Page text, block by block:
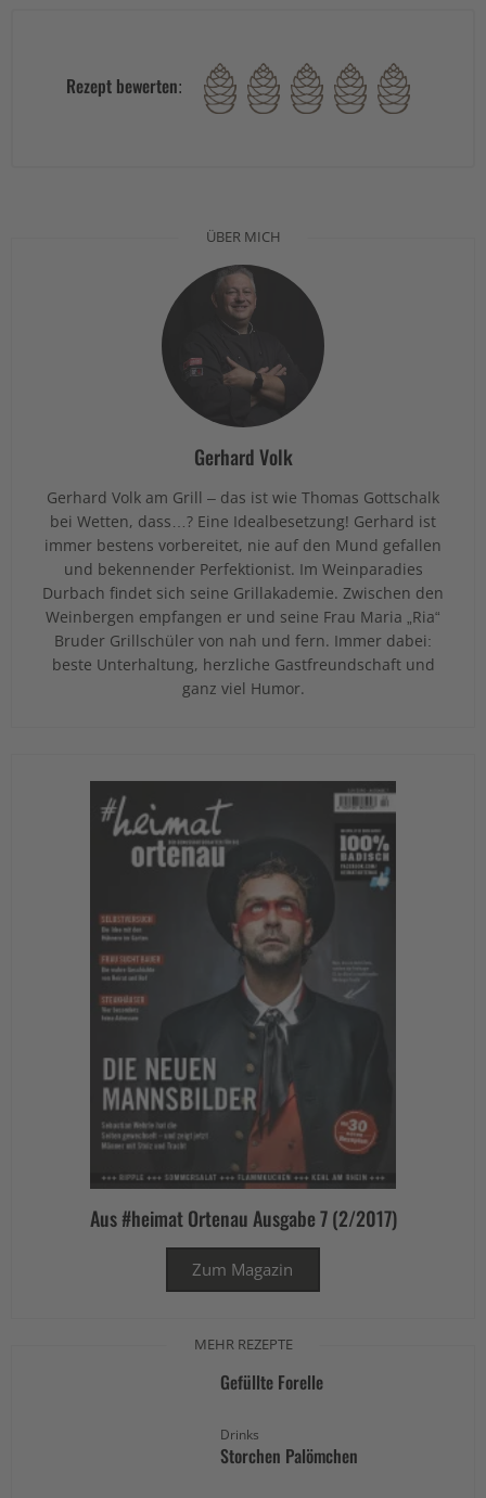
Rezept bewerten:
ÜBER MICH
Gerhard Volk
Gerhard Volk am Grill – das ist wie Thomas Gottschalk
bei Wetten, dass…? Eine Idealbesetzung! Gerhard ist
immer bestens vorbereitet, nie auf den Mund gefallen
und bekennender Perfektionist. Im Weinparadies
Durbach findet sich seine Grillakademie. Zwischen den
Weinbergen empfangen er und seine Frau Maria „Ria“
Bruder Grillschüler von nah und fern. Immer dabei:
beste Unterhaltung, herzliche Gastfreundschaft und
ganz viel Humor.
Aus #heimat Ortenau Ausgabe 7 (2/2017)
Zum Magazin
MEHR REZEPTE
Gefüllte Forelle
Drinks
Storchen Palömchen